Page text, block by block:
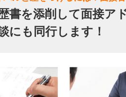
書を添削して面接ア
にも同行します！